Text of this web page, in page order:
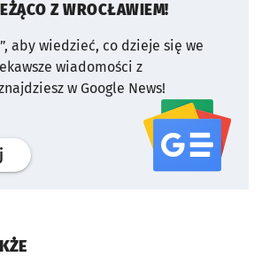
Z WROCŁAWIEM!
aby wiedzieć, co dzieje się we
wiadomości z
w Google News!
profil serwisu